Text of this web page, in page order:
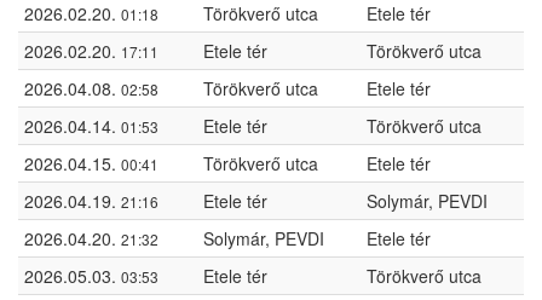
2026.02.20. 01:18 Törökverő utca
Etele tér
2026.02.20. 17:11 Etele tér
Törökverő utca
2026.04.08. 02:58 Törökverő utca
Etele tér
2026.04.14. 01:53 Etele tér
Törökverő utca
2026.04.15. 00:41 Törökverő utca
Etele tér
2026.04.19. 21:16 Etele tér
Solymár, PEVDI
2026.04.20. 21:32 Solymár, PEVDI
Etele tér
2026.05.03. 03:53 Etele tér
Törökverő utca